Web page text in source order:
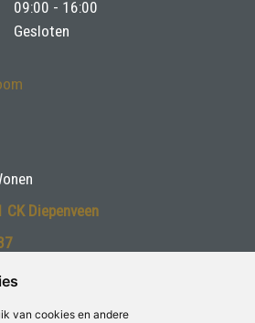
van cookies en andere
09:00 - 16:00
Gesloten
Diepenveen